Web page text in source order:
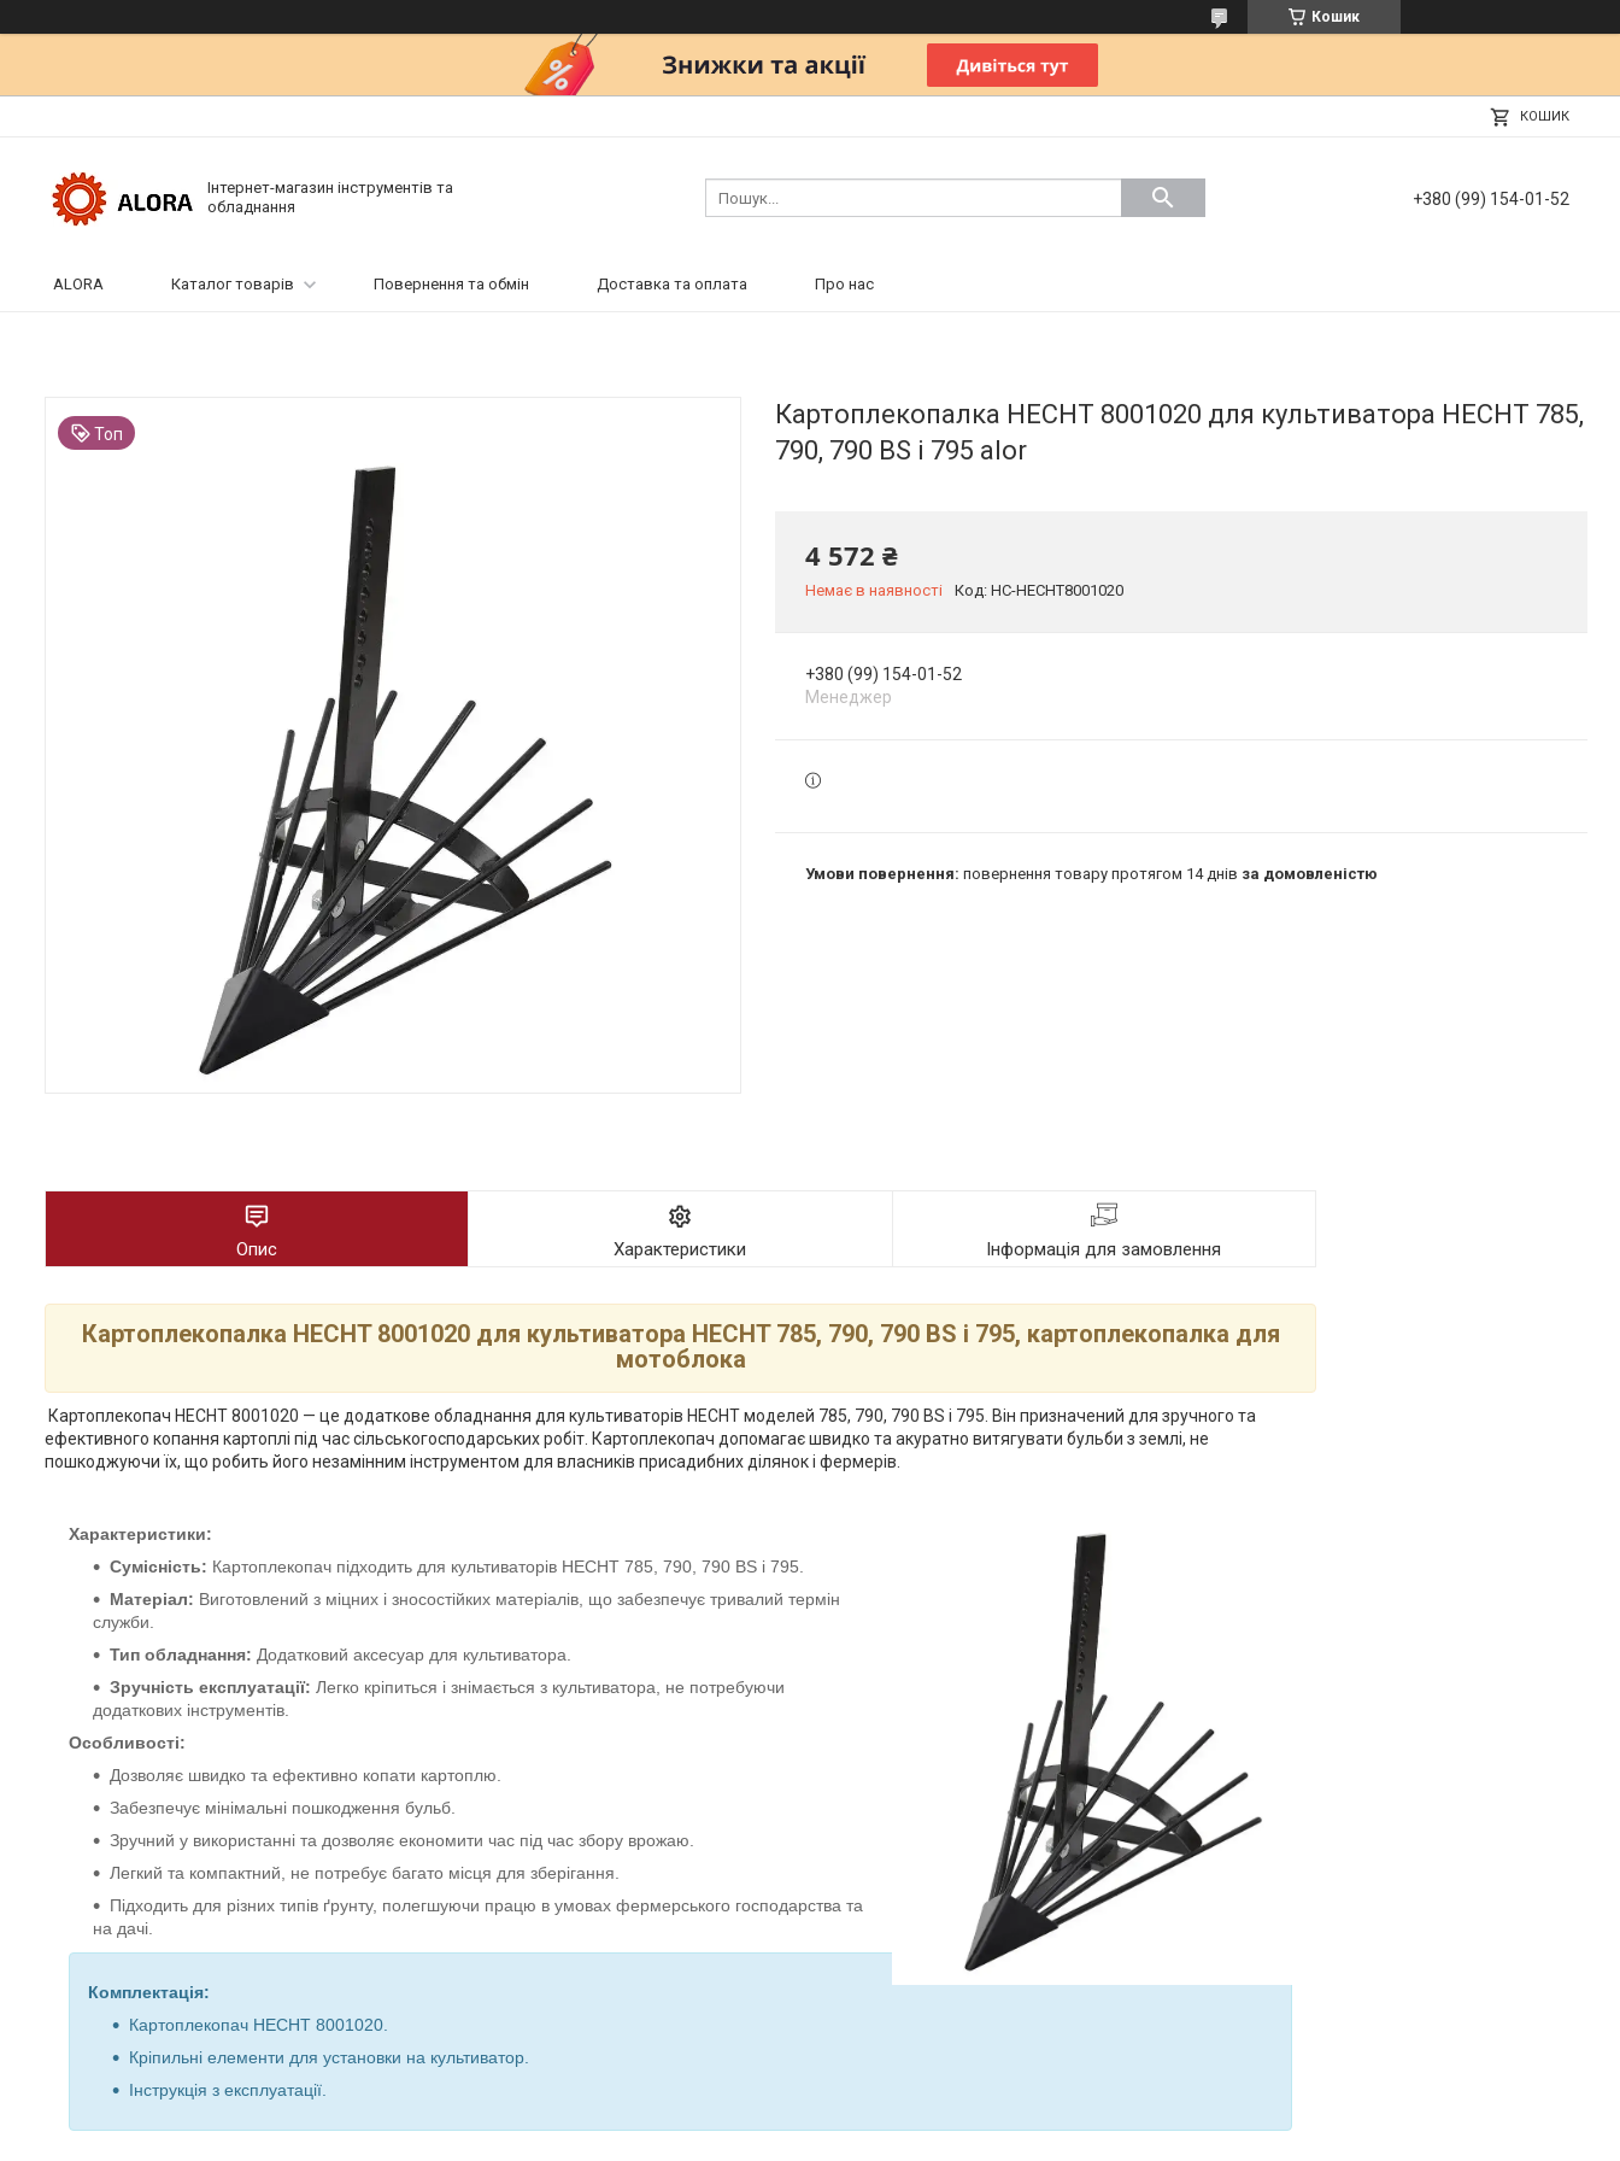
Кошик
КОШИК
Інтернет-магазин інструментів та
обладнання
+380 (99) 154-01-52
ALORA Каталог товарів Повернення та обмін Доставка та оплата Про нас
Топ
Картоплекопалка HECHT 8001020 для культиватора HECHT 785,
790, 790 BS і 795 alor
4 572 ₴
Немає в наявності Код: HC-HECHT8001020
+380 (99) 154-01-52
Менеджер
повернення товару протягом 14 днів за домовленістю
Опис Характеристики Інформація для замовлення
Картоплекопалка HECHT 8001020 для культиватора HECHT 785, 790, 790 BS і 795, картоплекопалка для
мотоблока
Картоплекопач HECHT 8001020 — це додаткове обладнання для культиваторів HECHT моделей 785, 790, 790 BS і 795. Він призначений для зручного та
ефективного копання картоплі під час сільськогосподарських робіт. Картоплекопач допомагає швидко та акуратно витягувати бульби з землі, не
пошкоджуючи їх, що робить його незамінним інструментом для власників присадибних ділянок і фермерів.
Характеристики:
Сумісність: Картоплекопач підходить для культиваторів HECHT 785, 790, 790 BS і 795.
Матеріал: Виготовлений з міцних і зносостійких матеріалів, що забезпечує тривалий термін
служби.
Тип обладнання: Додатковий аксесуар для культиватора.
Зручність експлуатації: Легко кріпиться і знімається з культиватора, не потребуючи
додаткових інструментів.
Особливості:
Дозволяє швидко та ефективно копати картоплю.
Забезпечує мінімальні пошкодження бульб.
Зручний у використанні та дозволяє економити час під час збору врожаю.
Легкий та компактний, не потребує багато місця для зберігання.
Підходить для різних типів ґрунту, полегшуючи працю в умовах фермерського господарства та
на дачі.
Комплектація:
Картоплекопач HECHT 8001020.
Кріпильні елементи для установки на культиватор.
Інструкція з експлуатації.